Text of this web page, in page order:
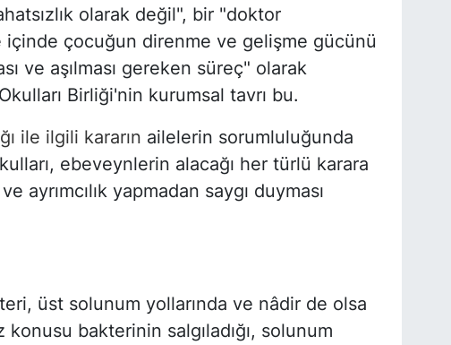
olarak değil", bir "doktor
çocuğun direnme ve gelişme gücünü
ve aşılması gereken süreç" olarak
Birliği'nin kurumsal tavrı bu.
ile ilgili kararın ailelerin sorumluluğunda
ebeveynlerin alacağı her türlü karara
ayrımcılık yapmadan saygı duyması
üst solunum yollarında ve nâdir de olsa
bakterinin salgıladığı, solunum